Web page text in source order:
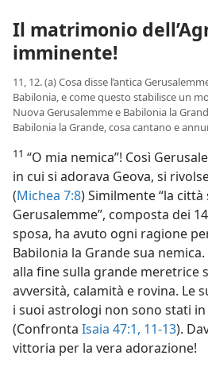
Il matrimonio
imminente!
11, 12. (a) Cosa disse l’antica
Babilonia, e come questo stabilisce un
Nuova Gerusalemme e Babilonia la
Babilonia la Grande, cosa cantano e
11 “O mia nemica”! Così
in cui si adorava Geova, si
(Michea 7:8)Similmente “la città
Gerusalemme”, composta dei
sposa, ha avuto ogni ragione
Babilonia la Grande sua nemica.
alla fine sulla grande meretrice
avversità, calamità e rovina. Le
i suoi astrologi non sono stati
(Confronta Isaia 47:1, 11-13).
vittoria per la vera adorazione!